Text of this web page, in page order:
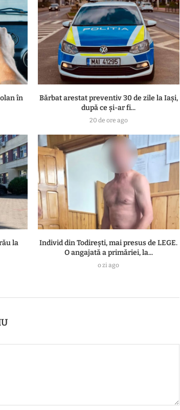
în
Bărbat arestat preventiv 30 de zile la Iași,
după ce și-ar fi...
20 de ore ago
la
Individ din Todirești, mai presus de LEGE.
O angajată a primăriei, la...
o zi ago